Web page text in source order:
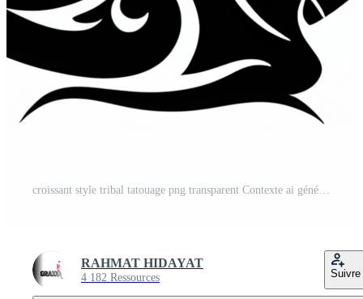
croissant style tribal tatouage png transparent Contexte ai génératif PNG Gratuit
RAHMAT HIDAYAT
4 182 Ressources Suivre